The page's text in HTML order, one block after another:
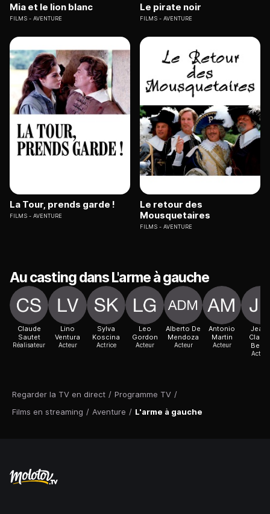
Regarder la TV en direct / Programme TV /
Films en streaming / Aventure / L'arme à gauche
Mia et le lion blanc
FILMS AVENTURE
Le pirate noir
FILMS AVENTURE
La Tour, prends garde !
FILMS AVENTURE
Le retour des
Mousquetaires
FILMS AVENTURE
Au casting dans L'arme à gauche
Claude
Sautet
Réalisateur
Lino
Ventura
Acteur
Sylva
Koscina
Actrice
Leo
Gordon
Acteur
Alberto De
Mendoza
Acteur
Antonio
Martin
Acteur
Jean-
Bercq
Acteur